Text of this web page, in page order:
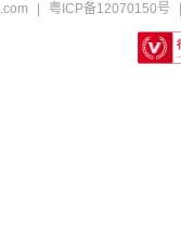
粤ICP备12070150号